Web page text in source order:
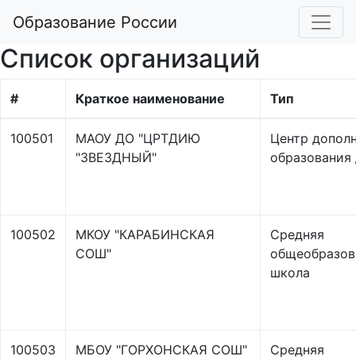
Образование России
Список организаций
# Краткое наименование Тип
100501
МАОУ ДО "ЦРТДИЮ
"ЗВЕЗДНЫЙ"
Центр
образования
100502
МКОУ "КАРАБИНСКАЯ
СОШ"
Средняя
школа
100503 МБОУ "ГОРХОНСКАЯ СОШ"
Средняя